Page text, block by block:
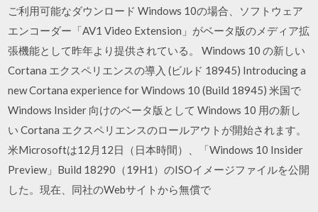
ご利用可能なダウンロード Windows 10の場合、ソフトウェア
エンコーダー「AV1 Video Extension」がベータ版のメディア拡
張機能として昨年より提供されている。 Windows 10 の新しい
Cortana エクスペリエンスの導入 (ビルド 18945) Introducing a
new Cortana experience for Windows 10 (Build 18945) 米国で
Windows Insider 向けのベータ版として Windows 10 用の新し
い Cortana エクスペリエンスのロールアウトが開始されます。
米Microsoftは12月12日（日本時間）、「Windows 10 Insider
Preview」Build 18290（19H1）のISOイメージファイルを公開
した。現在、同社のWebサイトから無償で